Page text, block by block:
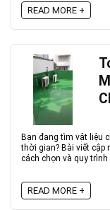
READ MORE +
Bạn đang tìm vật liệu
thời gian? Bài viết cập
cách chọn và quy trình
READ MORE +